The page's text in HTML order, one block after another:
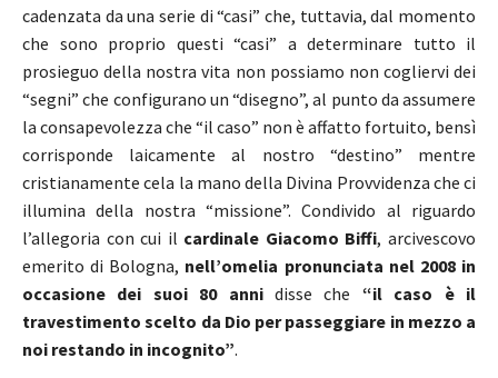
cadenzata da una serie di “casi” che, tuttavia, dal momento
che sono proprio questi “casi” a determinare tutto il
prosieguo della nostra vita non possiamo non cogliervi dei
“segni” che configurano un “disegno”, al punto da assumere
la consapevolezza che “il caso” non è affatto fortuito, bensì
corrisponde laicamente al nostro “destino” mentre
cristianamente cela la mano della Divina Provvidenza che ci
illumina della nostra “missione”. Condivido al riguardo
l’allegoria con cui il cardinale Giacomo Biffi, arcivescovo
emerito di Bologna, nell’omelia pronunciata nel 2008 in
occasione dei suoi 80 annidisse che “il caso è il
travestimento scelto da Dio per passeggiare in mezzo a
noi restando in incognito”.